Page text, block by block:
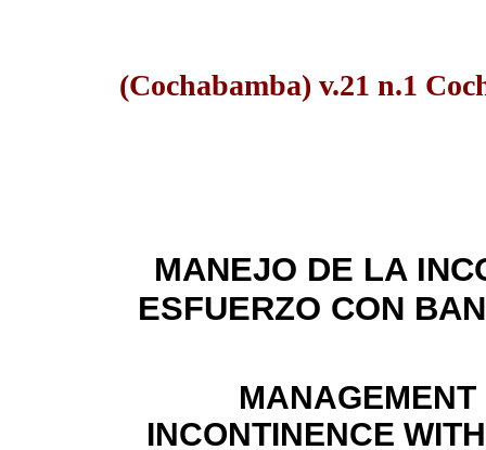
(Cochabamba) v.21 n.1
MANEJO DE LA
ESFUERZO CON
INCONTINENCE